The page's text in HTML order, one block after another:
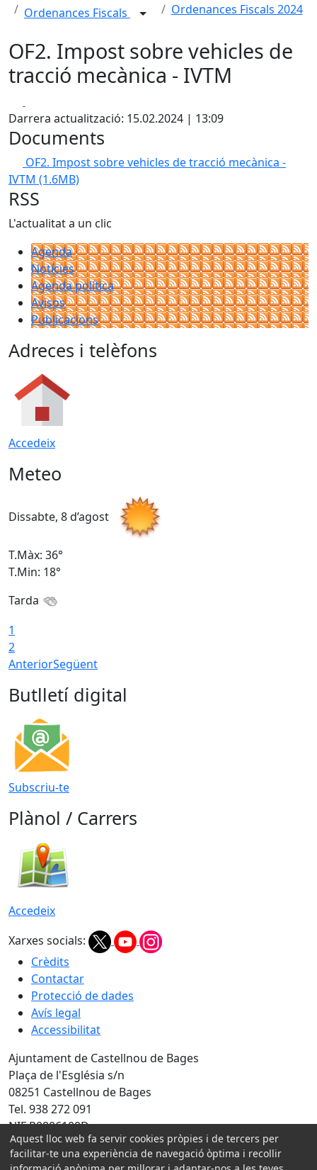
Ordenances Fiscals
Ordenances Fiscals 2024
OF2. Impost sobre vehicles de
tracció mecànica - IVTM
Darrera actualització: 15.02.2024 | 13:09
Documents
OF2. Impost sobre vehicles de tracció mecànica -
IVTM (1.6MB)
RSS
L'actualitat a un clic
Agenda
Notícies
Agenda política
Avisos
Publicacions
Adreces i telèfons
Accedeix
Meteo
Dissabte, 8 d’agost
T.Màx: 36°
T.Min: 18°
Tarda
1
2
AnteriorSegüent
Butlletí digital
Subscriu-te
Plànol / Carrers
Accedeix
Xarxes socials:
Crèdits
Contactar
Protecció de dades
Avís legal
Accessibilitat
Ajuntament de Castellnou de Bages
Plaça de l'Església s/n
08251 Castellnou de Bages
Tel. 938 272 091
NIF P0806100D
Amb la col·laboració de:
Aquest lloc web fa servir cookies pròpies i de tercers per
facilitar-te una experiència de navegació òptima i recollir